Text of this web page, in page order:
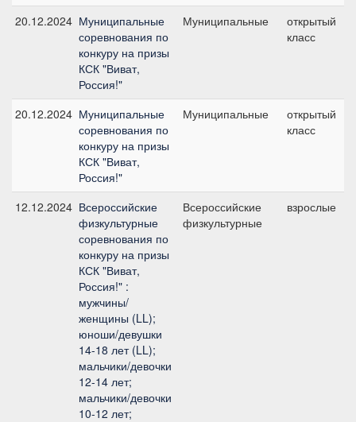
20.12.2024 Муниципальные
соревнования по
конкуру на призы
КСК "Виват,
Россия!"
Муниципальные
открытый
класс
20.12.2024 Муниципальные
соревнования по
конкуру на призы
КСК "Виват,
Россия!"
Муниципальные
открытый
класс
12.12.2024 Всероссийские
физкультурные
соревнования по
конкуру на призы
КСК "Виват,
Россия!" :
мужчины/
женщины (LL);
юноши/девушки
14-18 лет (LL);
мальчики/девочки
12-14 лет;
мальчики/девочки
10-12 лет;
Всероссийские
физкультурные
взрослые